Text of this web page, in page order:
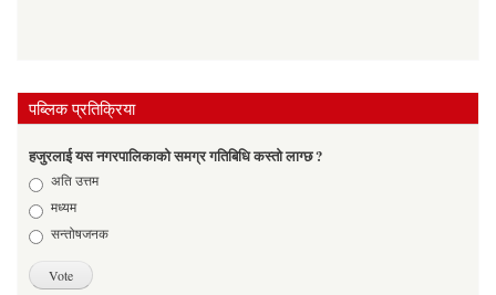
पब्लिक प्रतिक्रिया
हजुरलाई यस नगरपालिकाको समग्र गतिबिधि कस्तो लाग्छ ?
Choicesअति उत्तम
मध्यम
सन्तोषजनक